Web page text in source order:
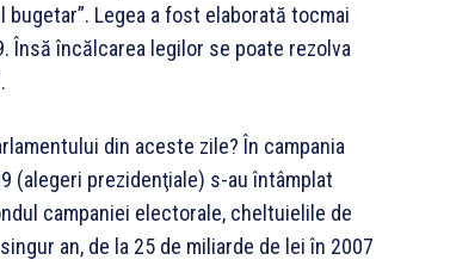
Le­gea a fost ela­borată tocmai
Însă încăl­ca­rea le­gilor se poate re­zol­va
din aceste zile? În campania
(alegeri prezi­denţiale) s-au întâmplat
campaniei electorale, chel­tuielile de
an, de la 25 de miliarde de lei în 2007